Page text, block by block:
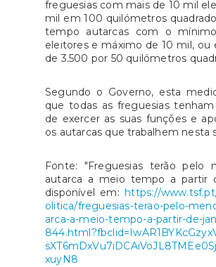
freguesias com mais de 10 mil
mil em 100 quilómetros
tempo autarcas com o
eleitores e máximo de 10 mil, ou
de 3.500 por 50 quilómetros
Segundo o Governo, esta
que todas as freguesias
de exercer as suas funções e
os autarcas que trabalhem nesta
Fonte: "Freguesias terão pelo
autarca a meio tempo a partir
disponível em: https://
olitica/freguesias-terao-pelo-
arca-a-meio-tempo-a-partir-de-
xuyN8